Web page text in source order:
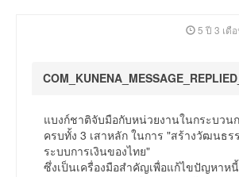
5 ปี 3 เดื
แบงก์ชาติจับมือกับหน่วยงานในกระบวน
ครบทั้ง 3 เสาหลัก ในการ "สร้างวัฒนธร
ระบบการเงินของไทย"
ซึ่งเป็นเครื่องมือสำคัญเพื่อแก้ไขปัญหาห